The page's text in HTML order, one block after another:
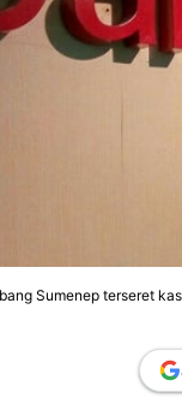
Sumenep terseret